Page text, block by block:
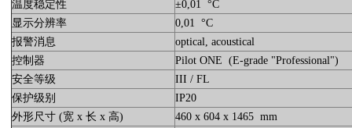
温度稳定性
±0,01 °C
显示分辨率
0,01 °C
报警消息
optical, acoustical
控制器
Pilot ONE (E-grade "Professional")
安全等级
III / FL
保护级别
IP20
外形尺寸 (宽 x 长 x 高)
460 x 604 x 1465 mm